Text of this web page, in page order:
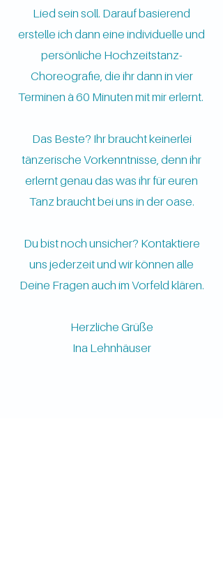
Lied sein soll. Darauf basierend
erstelle ich dann eine individuelle und
persönliche Hochzeitstanz-
Choreografie, die ihr dann in vier
Terminen à 60 Minuten mit mir erlernt.
Das Beste? Ihr braucht keinerlei
tänzerische Vorkenntnisse, denn ihr
erlernt genau das was ihr für euren
Tanz braucht bei uns in der oase.
Du bist noch unsicher? Kontaktiere
uns jederzeitund wir können alle
Deine Fragen auch im Vorfeld klären.
Herzliche Grüße
Ina Lehnhäuser